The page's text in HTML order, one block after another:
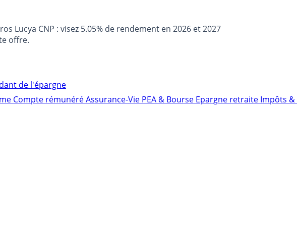
Lucya CNP : visez 5.05% de rendement en 2026 et 2027
offre.
de l'épargne
Compte rémunéréAssurance-Vie PEA & Bourse Epargne retraite Impôts &